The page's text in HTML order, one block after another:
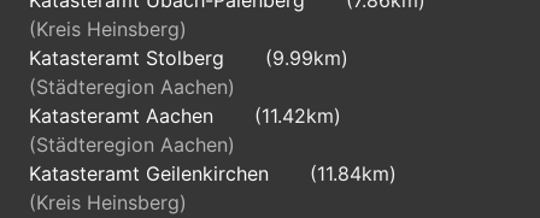
(Kreis Heinsberg)
Katasteramt Stolberg
(9.99km)
(Städteregion Aachen)
Katasteramt Aachen
(11.42km)
(Städteregion Aachen)
Katasteramt Geilenkirchen
(11.84km)
(Kreis Heinsberg)